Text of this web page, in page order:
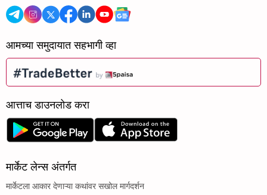
आमच्या समुदायात सहभागी व्हा
आत्ताच डाउनलोड करा
मार्केट लेन्स अंतर्गत
मार्केटला आकार देणाऱ्या कथांवर सखोल मार्गदर्शन